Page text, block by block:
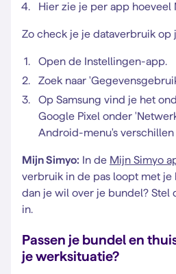
Hier zie je per app hoeveel
Zo check je je dataverbruik op
Open de Instellingen-app.
Zoek naar
Op Samsung vind je het
Google Pixel onder
Android-menu's
Mijn Simyo: In de Mijn Simyo
verbruik in de pas loopt met je
dan je wil over je bundel? Stel
in.
Passen je bundel en
je werksituatie?